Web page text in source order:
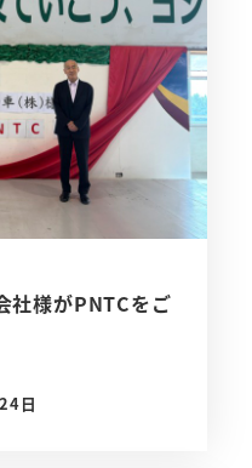
社様がPNTCをご
日